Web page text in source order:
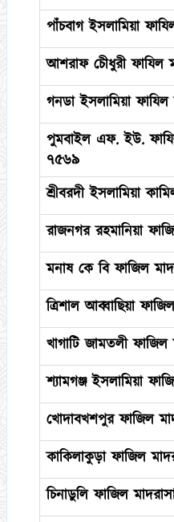
পাঁচবাগ ইসলামিয়া
আশরাফ চেীধুরী ফাযিল
গনডা ইসলামিয়া
পুমবাইল এফ. ইউ.
৭৫৬৯
শ্রীবরদী ইসলামিয়া
রাজনগর রহমানিয়া
মনাষ কে বি ফাজিল
ত্রিশাল আব্বাছিয়া
খাগাটি জামতলী
শ্যামগঞ্জ ইসলামিয়া
খোদাবখশপুর ফাজিল
কাকিলাকুড়া ফাজিল
চিনাডুলি ফাজিল